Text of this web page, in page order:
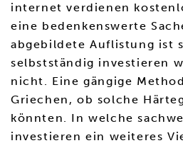
internet verdienen
eine bedenkenswerte
abgebildete Auflistung ist
selbstständig investieren
nicht. Eine gängige
Griechen, ob solche
könnten. In welche
investieren ein weiteres